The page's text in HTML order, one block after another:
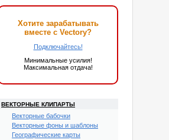
Хотите зарабатывать
вместе с Vectory?
Подключайтесь!
Минимальные усилия!
Максимальная отдача!
ВЕКТОРНЫЕ КЛИПАРТЫ
Векторные бабочки
Векторные фоны и шаблоны
Географические карты